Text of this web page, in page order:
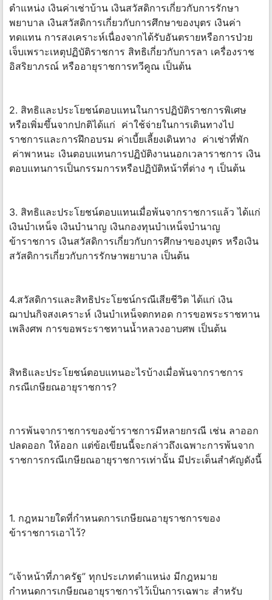
ตำแหน่ง เงินค่าเช่าบ้าน เงินสวัสดิการเกี่ยวกับการรักษา
พยาบาล เงินสวัสดิการเกี่ยวกับการศึกษาของบุตร เงินค่า
ทดแทน การสงเคราะห์เนื่องจากได้รับอันตรายหรือการป่วย
เจ็บเพราะเหตุปฏิบัติราชการ สิทธิเกี่ยวกับการลา เครื่องราช
อิสริยาภรณ์ หรืออายุราชการทวีคูณ เป็นต้น
2. สิทธิและประโยชน์ตอบแทนในการปฏิบัติราชการพิเศษ
หรือเพิ่มขึ้นจากปกติได้แก่ ค่าใช้จ่ายในการเดินทางไป
ราชการและการฝึกอบรม ค่าเบี้ยเลี้ยงเดินทาง ค่าเช่าที่พัก
ค่าพาหนะ เงินตอบแทนการปฏิบัติงานนอกเวลาราชการ เงิน
ตอบแทนการเป็นกรรมการหรือปฏิบัติหน้าที่ต่าง ๆ เป็นต้น
3. สิทธิและประโยชน์ตอบแทนเมื่อพ้นจากราชการแล้ว ได้แก่
เงินบำเหน็จ เงินบำนาญ เงินกองทุนบำเหน็จบำนาญ
ข้าราชการ เงินสวัสดิการเกี่ยวกับการศึกษาของบุตร หรือเงิน
สวัสดิการเกี่ยวกับการรักษาพยาบาล เป็นต้น
4.สวัสดิการและสิทธิประโยชน์กรณีเสียชีวิต ได้แก่ เงิน
ฌาปนกิจสงเคราะห์ เงินบำเหน็จตกทอด การขอพระราชทาน
เพลิงศพ การขอพระราชทานน้ำหลวงอาบศพ เป็นต้น
สิทธิและประโยชน์ตอบแทนอะไรบ้างเมื่อพ้นจากราชการ
กรณีเกษียณอายุราชการ?
การพ้นจากราชการของข้าราชการมีหลายกรณี เช่น ลาออก
ปลดออก ให้ออก แต่ข้อเขียนนี้จะกล่าวถึงเฉพาะการพ้นจาก
ราชการกรณีเกษียณอายุราชการเท่านั้น มีประเด็นสำคัญดังนี้
1. กฎหมายใดที่กำหนดการเกษียณอายุราชการของ
ข้าราชการเอาไว้?
“เจ้าหน้าที่ภาครัฐ” ทุกประเภทตำแหน่ง มีกฎหมาย
กำหนดการเกษียณอายุราชการไว้เป็นการเฉพาะ สำหรับ